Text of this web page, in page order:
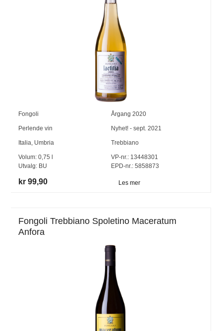
Fongoli Årgang 2020
Perlende vin Nyhet! - sept. 2021
Italia Umbria Trebbiano
Volum:0,75 l
Utvalg: BU
VP-nr.:13448301
EPD-nr.: 5858873
kr 99,90 Les mer
Fongoli Trebbiano Spoletino Maceratum
Anfora